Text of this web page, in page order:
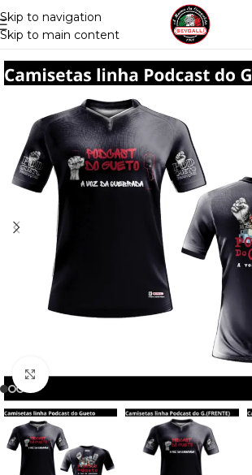
Skip to navigation
Skip to main content
Click to enlarge